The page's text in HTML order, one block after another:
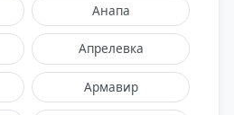
Анапа
Апрелевка
Армавир